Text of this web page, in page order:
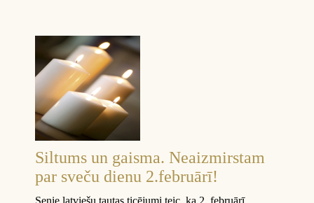
Siltums un gaisma. Neaizmirstam
par sveču dienu 2.februārī!
Senie latviešu tautas ticējumi teic, ka 2. februārī